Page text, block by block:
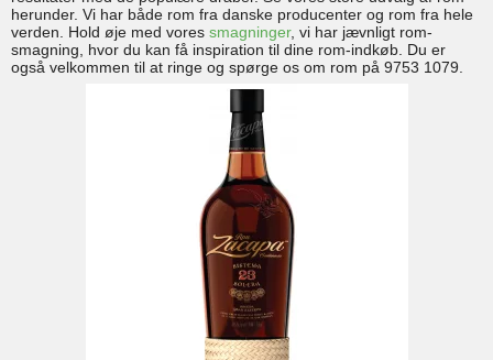
herunder. Vi har både rom fra danske producenter og rom fra hele
verden. Hold øje med vores smagninger, vi har jævnligt rom-
smagning, hvor du kan få inspiration til dine rom-indkøb. Du er
også velkommen til at ringe og spørge os om rom på 9753 1079.